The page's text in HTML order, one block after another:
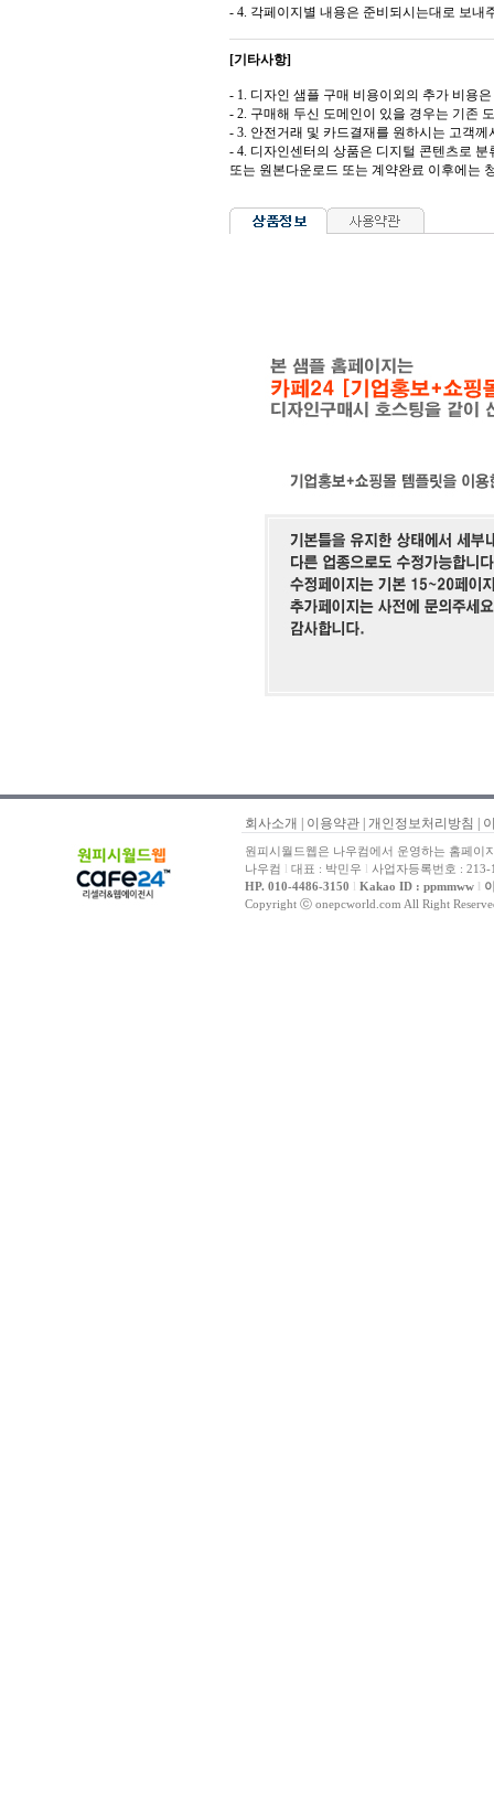
- 4. 각페이지별 내용은 준비되시는대로 보내
[기타사항]
- 1. 디자인 샘플 구매 비용이외의 추가 비용
- 2. 구매해 두신 도메인이 있을 경우는 기존
- 3. 안전거래 및 카드결재를 원하시는 고객
- 4. 디자인센터의 상품은 디지털 콘텐츠로 분
또는 원본다운로드 또는 계약완료 이후에는
회사소개 이용약관 개인정보처리방침
원피시월드웹은 나우컴에서 운영하는 홈페이
나우컴 l 대표 : 박민우 l 사업자등록번호 :
HP. 010-4486-3150 l Kakao ID : ppmmww l
Copyright ⓒ onepcworld.com All Right